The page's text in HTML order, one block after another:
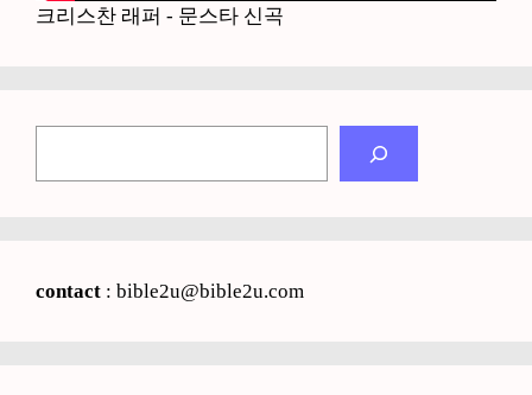
크리스찬 래퍼 - 문스타 신곡
contact : bible2u@bible2u.com